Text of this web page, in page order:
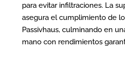
para evitar infiltraciones. La
asegura el cumplimiento de
Passivhaus, culminando en
mano con rendimientos